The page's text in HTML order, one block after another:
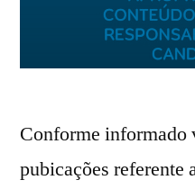
Conforme informado
pubicações referente